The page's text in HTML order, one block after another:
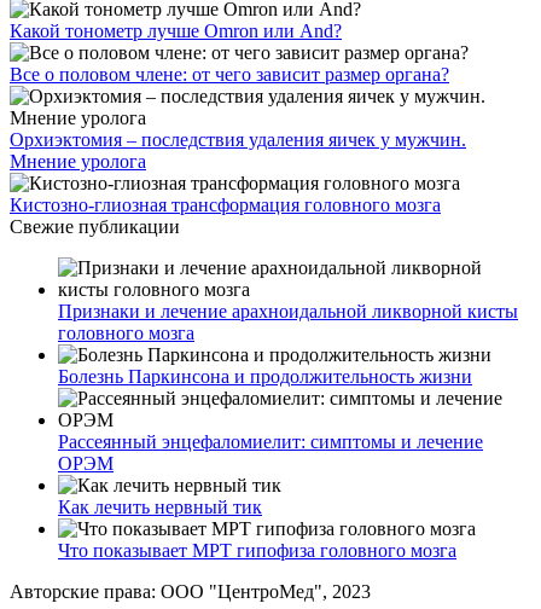
Какой тонометр лучше Omron или And?
Все о половом члене: от чего зависит размер органа?
Орхиэктомия – последствия удаления яичек у мужчин.
Мнение уролога
Кистозно-глиозная трансформация головного мозга
Свежие публикации
Признаки и лечение арахноидальной ликворной кисты
головного мозга
Болезнь Паркинсона и продолжительность жизни
Рассеянный энцефаломиелит: симптомы и лечение
ОРЭМ
Как лечить нервный тик
Что показывает МРТ гипофиза головного мозга
Авторские права: ООО "ЦентроМед", 2023